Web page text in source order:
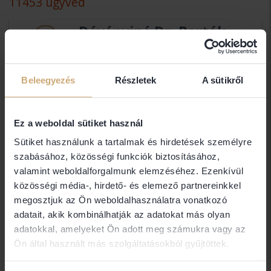
Beleegyezés Részletek A sütikről
Ez a weboldal sütiket használ
Sütiket használunk a tartalmak és hirdetések személyre
szabásához, közösségi funkciók biztosításához,
valamint weboldalforgalmunk elemzéséhez. Ezenkívül
közösségi média-, hirdető- és elemező partnereinkkel
megosztjuk az Ön weboldalhasználatra vonatkozó
adatait, akik kombinálhatják az adatokat más olyan
adatokkal, amelyeket Ön adott meg számukra vagy az
Ön által használt más szolgáltatásokból gyűjtöttek.
Dévényiné Dr. Bertók
SIPOS ÉS MOSKOVITS ÜGYVÉDI
Dévényiné Dr. Fücsök
Ágnes
Ügyvéd
1223 Budapest
Dobsáné Dr. Meleg Emese